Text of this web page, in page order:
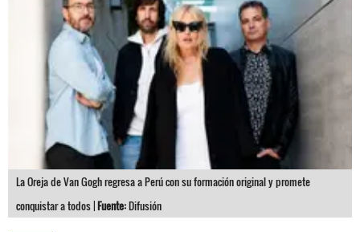
La Oreja de Van Gogh regresa a Perú con su formación original y promete
conquistar a todos |Fuente:Difusión